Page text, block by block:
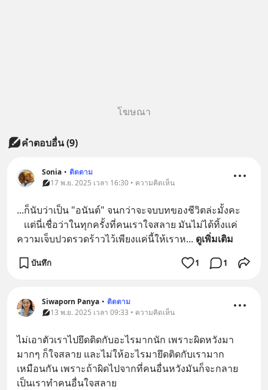
โฆษณา
คำตอบอื่น(9)
Sonia • ติดตาม
17 พ.ย. 2025 เวลา 16:30 • ความคิดเห็น
...ก็นับว่าเป็น "อนันต์" จนกว่าจะจบบทของชีวิตล่ะมั้งคะ
ความเจ็บปวดรวดร้าวไว้เพียงเเค่นี้ให้เราห... ดูเพิ่มเติม
บันทึก 1 1
Siwaporn Panya • ติดตาม
13 พ.ย. 2025 เวลา 09:33 • ความคิดเห็น
ไม่เอาตัวเราไปยึดติดกับอะไรมากนัก เพราะผิดหวังมา
มากๆ ก็ใจสลาย และไม่ให้อะไรมายึดติดกับเรามาก
เหมือนกัน เพราะถ้าผิดไปจากที่คนอื่นหวังมันก็จะกลาย
เป็นเราทำคนอื่นใจสลาย